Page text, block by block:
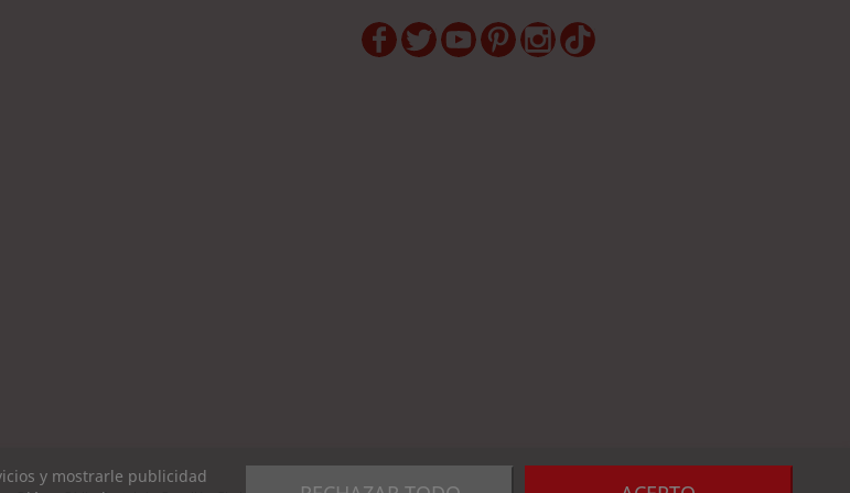
Facebook
TwitterYouTubePinterestInstagram
TikTok
y mostrarle publicidad